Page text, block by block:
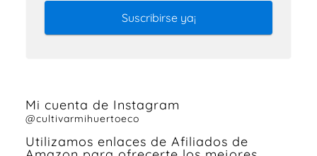
Mi cuenta de Instagram
@cultivarmihuertoeco
Utilizamos enlaces de Afiliados de